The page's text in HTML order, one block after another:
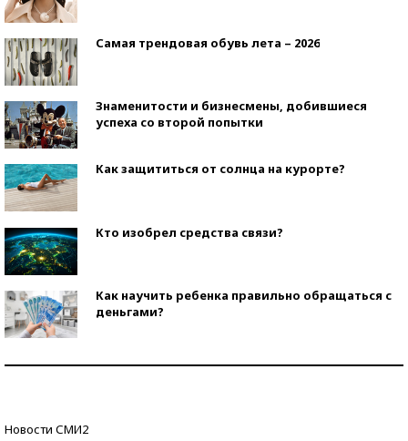
Самая трендовая обувь лета – 2026
Знаменитости и бизнесмены, добившиеся
успеха со второй попытки
Как защититься от солнца на курорте?
Кто изобрел средства связи?
Как научить ребенка правильно обращаться с
деньгами?
Новости СМИ2